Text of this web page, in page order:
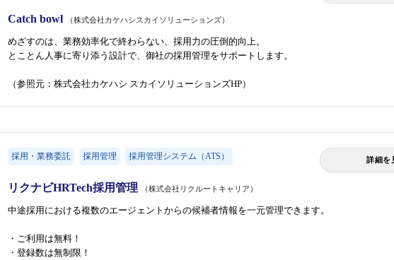
Catch bowl （株式会社カケハシスカイソリューションズ）
めざすのは、業務効率化で終わらない、採用力の圧倒的向上。
とことん人事に寄り添う設計で、御社の採用管理をサポートします。
（参照元：株式会社カケハシ スカイソリューションズHP）
採用・業務委託 採用管理 採用管理システム（ATS） 詳細を
リクナビHRTech採用管理 （株式会社リクルートキャリア）
中途採用における複数のエージェントからの候補者情報を一元管理できます。
・ご利用は無料！
・登録数は無制限！